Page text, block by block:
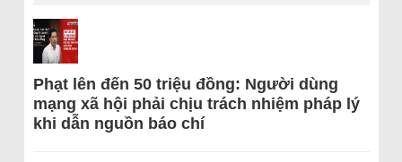
Phạt lên đến 50 triệu đồng: Người dùng
mạng xã hội phải chịu trách nhiệm pháp lý
khi dẫn nguồn báo chí